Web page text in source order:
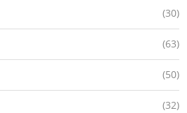
(30)
(63)
(50)
(32)